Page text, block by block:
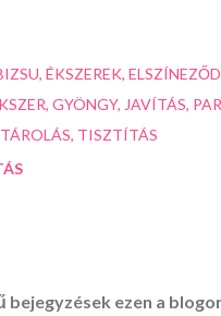
ÉKSZEREK
GYÖNGY JAVÍTÁS
TÁROLÁS TISZTÍTÁS
bejegyzések ezen a